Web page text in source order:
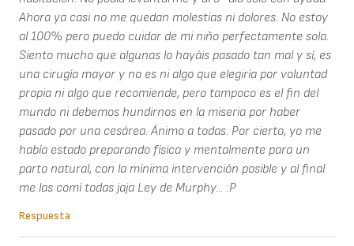
Ahora ya casi no me quedan molestias ni dolores. No estoy
al 100% pero puedo cuidar de mi niño perfectamente sola.
Siento mucho que algunas lo hayáis pasado tan mal y sí, es
una cirugía mayor y no es ni algo que elegiría por voluntad
propia ni algo que recomiende, pero tampoco es el fin del
mundo ni debemos hundirnos en la miseria por haber
pasado por una cesárea. Ánimo a todas. Por cierto, yo me
había estado preparando física y mentalmente para un
parto natural, con la mínima intervención posible y al final
me las comí todas jaja Ley de Murphy... :P
Respuesta